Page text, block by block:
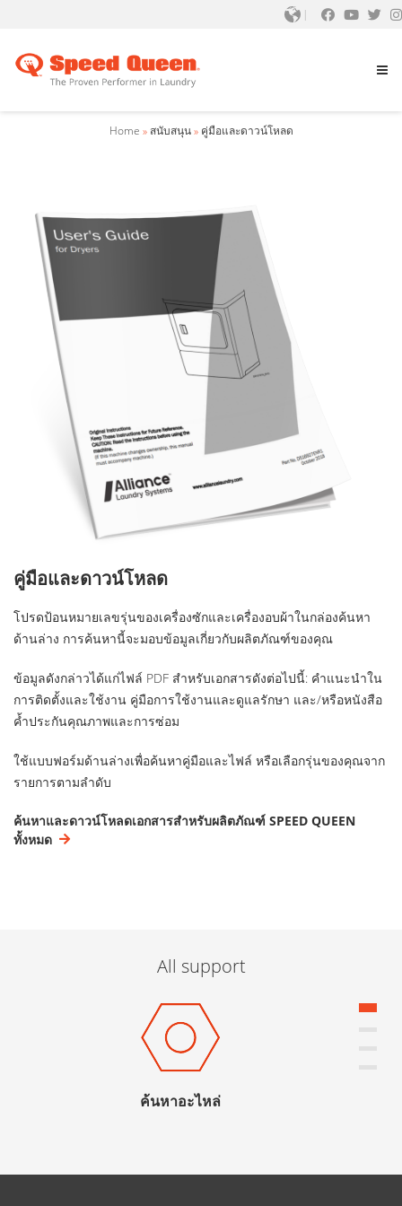
Home » สนับสนุน» คู่มือและดาวน์โหลด
คู่มือและดาวน์โหลด
โปรดป้อนหมายเลขรุ่นของเครื่องซักและเครื่องอบผ้าในกล่องค้นหา
ด้านล่าง การค้นหานี้จะมอบข้อมูลเกี่ยวกับผลิตภัณฑ์ของคุณ
ข้อมูลดังกล่าวได้แก่ไฟล์ PDF สำหรับเอกสารดังต่อไปนี้: คำแนะนำใน
การติดตั้งและใช้งาน คู่มือการใช้งานและดูแลรักษา และ/หรือหนังสือ
ค้ำประกันคุณภาพและการซ่อม
ใช้แบบฟอร์มด้านล่างเพื่อค้นหาคู่มือและไฟล์ หรือเลือกรุ่นของคุณจาก
รายการตามลำดับ
ค้นหาและดาวน์โหลดเอกสารสำหรับผลิตภัณฑ์ SPEED QUEEN
ทั้งหมด
All support
ค้นหาอะไหล่